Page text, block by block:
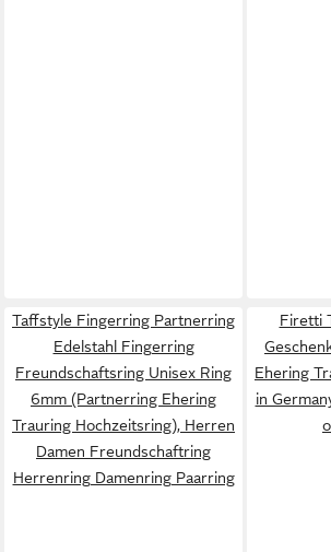
Taffstyle Fingerring Partnerring
Edelstahl Fingerring
Freundschaftsring Unisex Ring
6mm (Partnerring Ehering
Trauring Hochzeitsring), Herren
Damen Freundschaftring
Herrenring Damenring Paarring
Firetti
Ehering
in